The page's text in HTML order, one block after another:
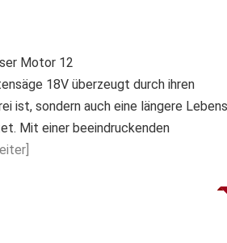
Motor 12
18V überzeugt durch ihren
ist, sondern auch eine längere
Mit einer beeindruckenden